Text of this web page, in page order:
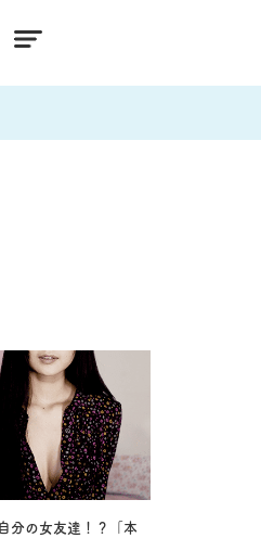
分の女友達！？「本